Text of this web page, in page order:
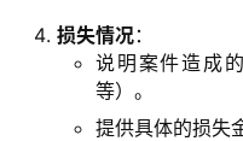
损失情况：
说明案件造成
等）。
提供具体的损失